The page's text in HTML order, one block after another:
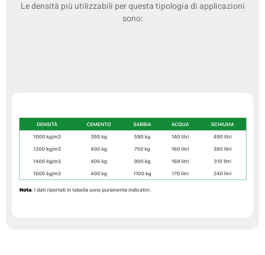
Le densità più utilizzabili per questa tipologia di applicazioni
sono: